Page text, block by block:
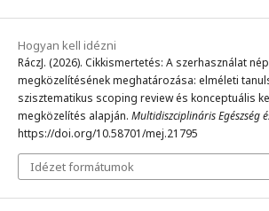
Hogyan kell idézni
RáczJ. (2026). Cikkismertetés: A szerhasználat
megközelítésének meghatározása: elméleti
szisztematikus scoping review és konceptuális
megközelítés alapján. Multidiszciplináris Egészség
https://doi.org/10.58701/mej.21795
Idézet formátumok